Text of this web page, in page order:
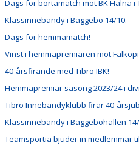
Dags för bortamatch mot BK Halna i
Klassinnebandy i Baggebo 14/10.
Dags för hemmamatch!
Vinst i hemmapremiären mot
40-årsfirande med Tibro IBK!
Hemmapremiär säsong 2023/24 i
Tibro Innebandyklubb firar 40-
Klassinnebandy i Baggebohallen
Teamsportia bjuder in medlemmar